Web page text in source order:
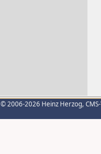
© 2006-2026 Heinz Herzog,